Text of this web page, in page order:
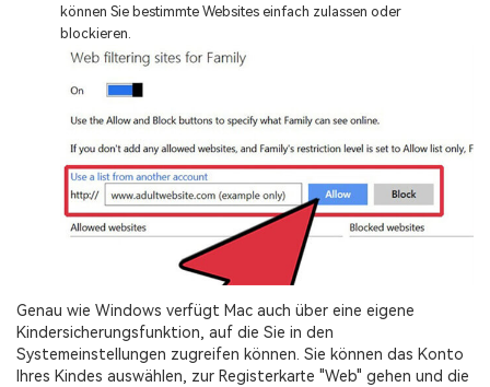
können Sie bestimmte Websites einfach zulassen oder
blockieren.
Genau wie Windows verfügt Mac auch über eine eigene
Kindersicherungsfunktion, auf die Sie in den
Systemeinstellungen zugreifen können. Sie können das Konto
Ihres Kindes auswählen, zur Registerkarte "Web" gehen und die